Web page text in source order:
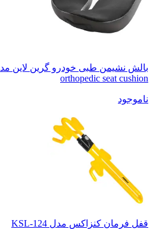
orthopedic seat cushion
ناموجود
قفل فرمان کنزاکس مدل KSL-124